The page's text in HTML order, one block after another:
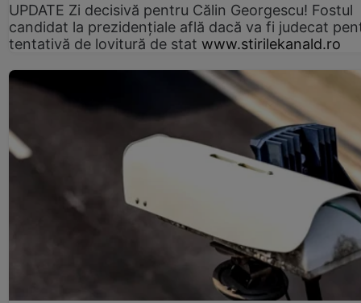
UPDATE Zi decisivă pentru Călin Georgescu! Fostul
candidat la prezidențiale află dacă va fi judecat
tentativă de lovitură de stat www.stirilekanald.ro